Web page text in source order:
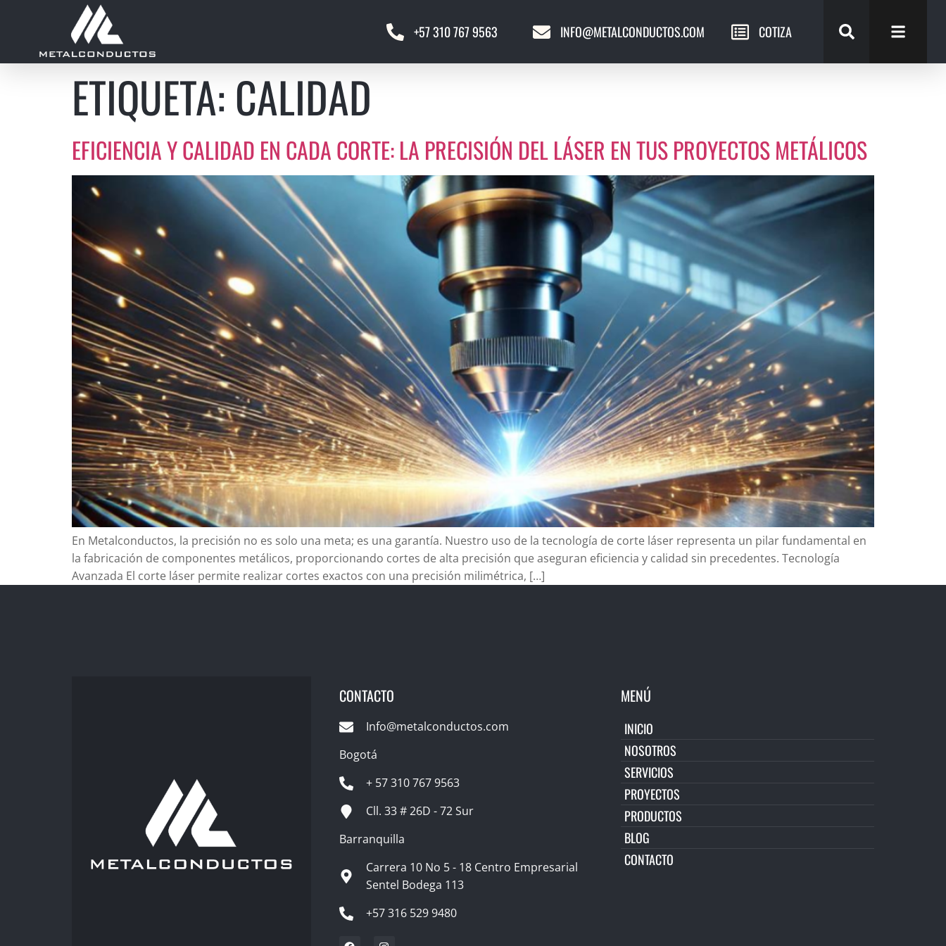
+57 310 767 9563 INFO@METALCONDUCTOS.COM COTIZA
ETIQUETA: CALIDAD
EFICIENCIA Y CALIDAD EN CADA CORTE: LA PRECISIÓN DEL LÁSER EN TUS PROYECTOS METÁLICOS
En Metalconductos, la precisión no es solo una meta; es una garantía. Nuestro uso de la tecnología de corte láser representa un pilar fundamental en
la fabricación de componentes metálicos, proporcionando cortes de alta precisión que aseguran eficiencia y calidad sin precedentes. Tecnología
Avanzada El corte láser permite realizar cortes exactos con una precisión milimétrica, […]
CONTACTO
Info@metalconductos.com
Bogotá
+ 57 310 767 9563
Cll. 33 # 26D - 72 Sur
Barranquilla
Carrera 10 No 5 - 18 Centro Empresarial
Sentel Bodega 113
+57 316 529 9480
MENÚ
INICIO
NOSOTROS
SERVICIOS
PROYECTOS
PRODUCTOS
BLOG
CONTACTO